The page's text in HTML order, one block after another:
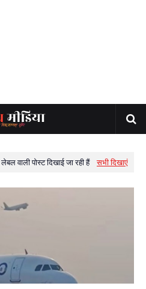
लेबल वाली पोस्ट दिखाई जा रही हैं सभी दिखाएं